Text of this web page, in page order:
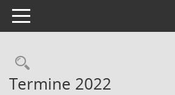
Toggle navigation
Rechercheauswahl
Termine 2022